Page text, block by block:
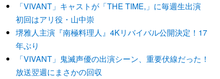
「VIVANT」キャストが「THE TIME,」に毎週生出演
初回はアリ役・山中崇
堺雅人主演『南極料理人』4Kリバイバル公開決定！17
年ぶり
「VIVANT」鬼滅声優の出演シーン、重要伏線だった！
放送翌週にまさかの回収